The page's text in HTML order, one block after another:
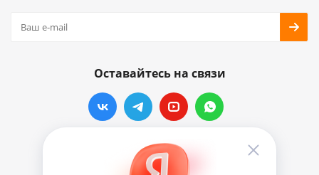
Оставайтесь на связи
Наши контакты